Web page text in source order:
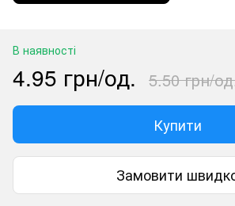
В наявності
4.95 грн/од. 5.50 грн/
Купити
Замовити